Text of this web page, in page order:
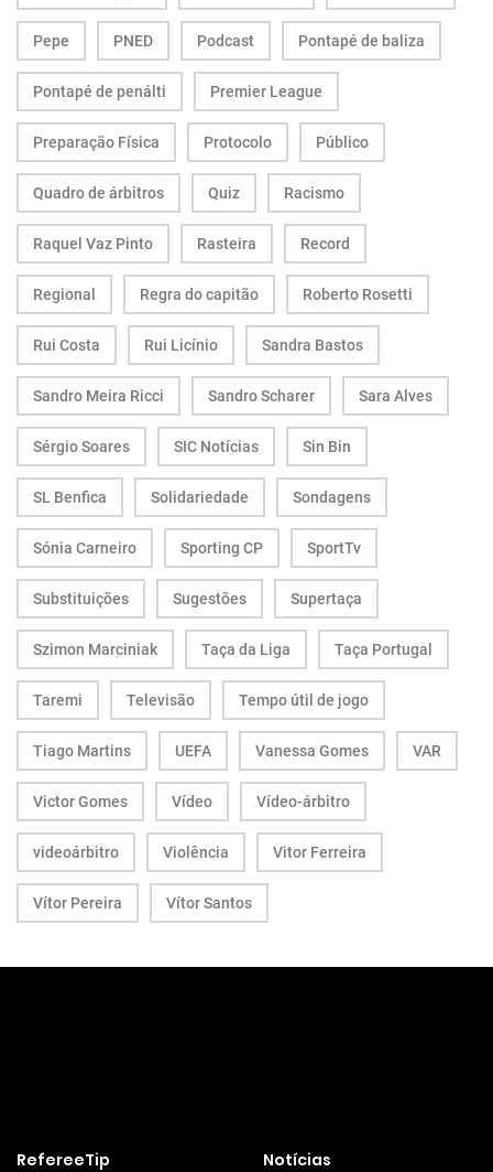
Pepe PNED Podcast Pontapé de baliza
Pontapé de penálti Premier League
Preparação Física Protocolo Público
Quadro de árbitros Quiz Racismo
Raquel Vaz Pinto Rasteira Record
Regional Regra do capitão Roberto Rosetti
Rui Costa Rui Licínio Sandra Bastos
Sandro Meira Ricci Sandro Scharer Sara Alves
Sérgio Soares SIC Notícias Sin Bin
SL Benfica Solidariedade Sondagens
Sónia Carneiro Sporting CP SportTv
Substituições Sugestões Supertaça
Szimon Marciniak Taça da Liga Taça Portugal
Taremi Televisão Tempo útil de jogo
Tiago Martins UEFA Vanessa Gomes VAR
Victor Gomes Vídeo Vídeo-árbitro
videoárbitro Violência Vitor Ferreira
Vítor Pereira Vítor Santos
RefereeTip Notícias